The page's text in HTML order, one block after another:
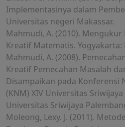
Implementasinya dalam
Universitas negeri Makassar.
Mahmudi, A. (2010).
Kreatif Matematis. Yogyakarta:
Mahmudi, A. (2008).
Kreatif Pemecahan Masalah
Disampaikan pada Konferensi
(KNM) XIV Universitas
Universitas Sriwijaya
Moleong, Lexy. J. (2011).